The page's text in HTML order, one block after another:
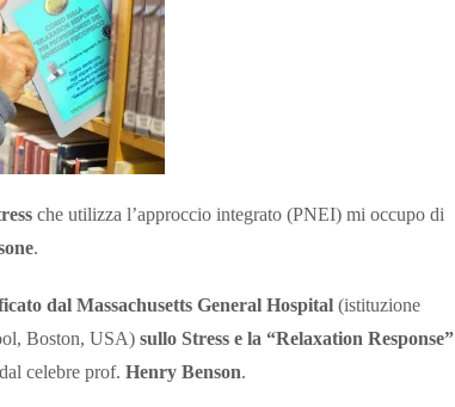
che utilizza l’approccio integrato (PNEI) mi occupo di
.
dal Massachusetts General Hospital (istituzione
Boston, USA) sullo Stress e la “Relaxation Response”
celebre prof. Henry Benson.